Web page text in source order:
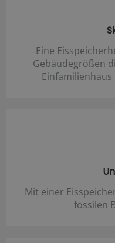
Eine
Gebäudegrößen
Mit einer
fossilen